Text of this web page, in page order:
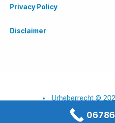
Privacy Policy
Disclaimer
Urheberrecht ©